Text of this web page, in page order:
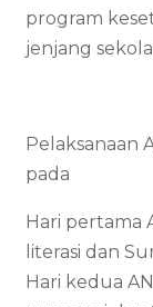
program
jenjang
Pelaksanaan
pada
Hari pertama
literasi dan
Hari kedua